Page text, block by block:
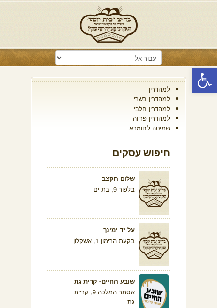
פתח סרגל נגישות
למהדרין
למהדרין בשרי
למהדרין חלבי
למהדרין פרווה
שמיטה לחומרא
חיפוש עסקים
שלום הקצב
בלפור 9, בת ים
על יד ימינך
בקעת הרימון 1, אשקלון
שובע החיים- קרית גת
אסתר המלכה 9, קריית
גת